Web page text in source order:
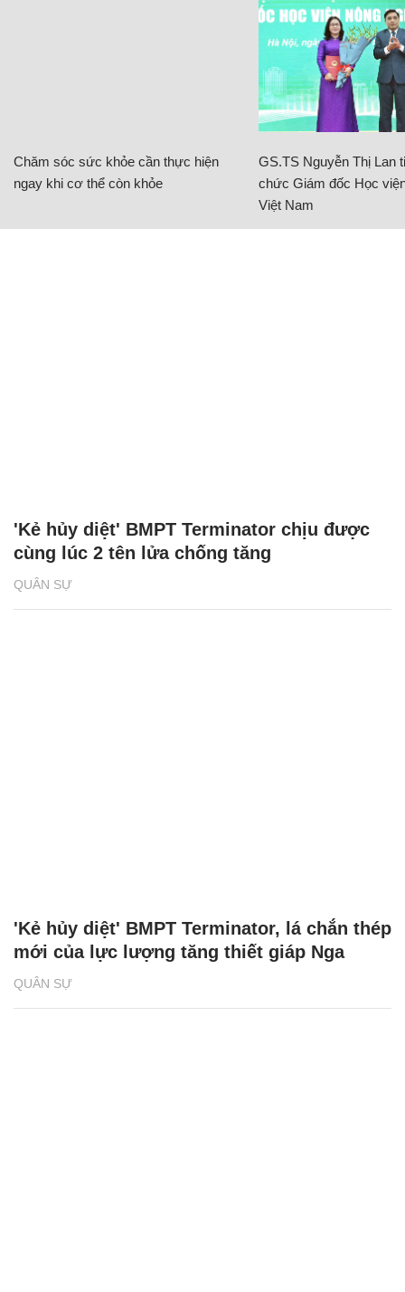
Chăm sóc sức khỏe cần thực hiện
ngay khi cơ thể còn khỏe
GS.TS Nguyễn Thị Lan
chức Giám đốc Học
Việt Nam
QUÂN SỰ
'Kẻ hủy diệt' BMPT Terminator chịu được
cùng lúc 2 tên lửa chống tăng
QUÂN SỰ
'Kẻ hủy diệt' BMPT Terminator, lá chắn thép
mới của lực lượng tăng thiết giáp Nga